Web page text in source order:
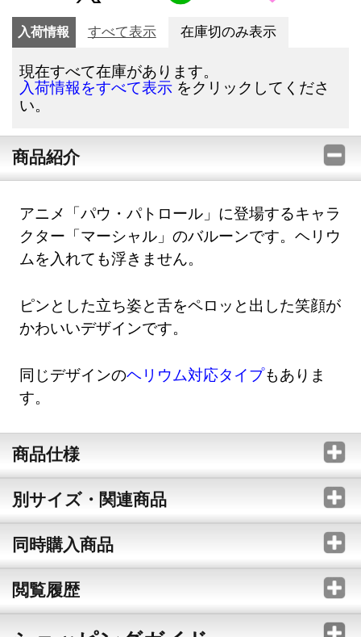
入荷情報 すべて表示 在庫切のみ表示
現在すべて在庫があります。
入荷情報をすべて表示 をクリックしてくださ
い。
商品紹介
アニメ「パウ・パトロール」に登場するキャラ
クター「マーシャル」のバルーンです。ヘリウ
ムを入れても浮きません。
ピンとした立ち姿と舌をペロッと出した笑顔が
かわいいデザインです。
同じデザインのヘリウム対応タイプもありま
す。
商品仕様
別サイズ・関連商品
同時購入商品
閲覧履歴